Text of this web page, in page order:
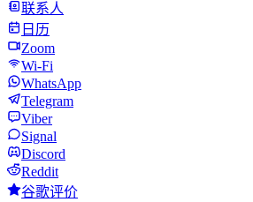
联系人
日历
Zoom
Wi-Fi
WhatsApp
Telegram
Viber
Signal
Discord
Reddit
谷歌评价